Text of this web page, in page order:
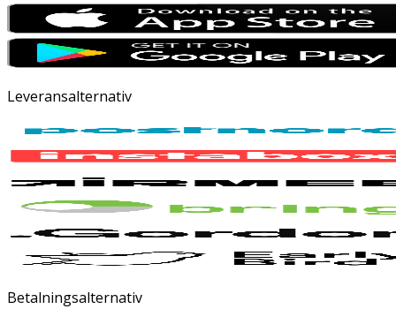
Leveransalternativ
Betalningsalternativ